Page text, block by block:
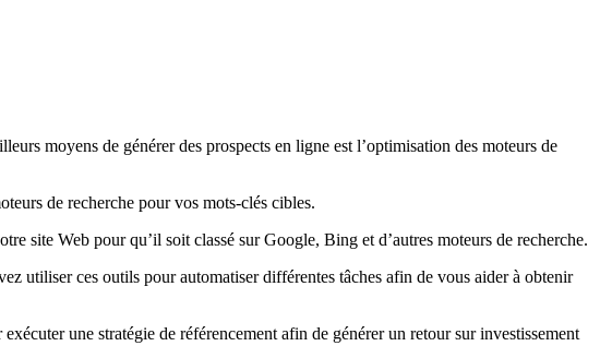
moyens de générer des prospects en ligne est l’optimisation des moteurs de
de recherche pour vos mots-clés cibles.
site Web pour qu’il soit classé sur Google, Bing et d’autres moteurs de recherche.
utiliser ces outils pour automatiser différentes tâches afin de vous aider à obtenir
une stratégie de référencement afin de générer un retour sur investissement